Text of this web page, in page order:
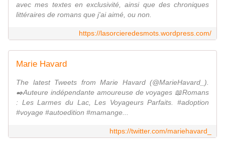
avec mes textes en exclusivité, ainsi que des chroniques
littéraires de romans que j'ai aimé, ou non.
https://lasorcieredesmots.wordpress.com/
Marie Havard
The latest Tweets from Marie Havard (@MarieHavard_).
✒️Auteure indépendante amoureuse de voyages 📖Romans
: Les Larmes du Lac, Les Voyageurs Parfaits. #adoption
#voyage #autoedition #mamange...
https://twitter.com/mariehavard_